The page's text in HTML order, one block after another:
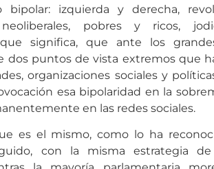
izquierda y derecha,
neoliberales, pobres y ricos,
significa, que ante los
dos puntos de vista extremos que
organizaciones sociales y
esa bipolaridad en la
en las redes sociales.
es el mismo, como lo ha
con la misma estrategia de